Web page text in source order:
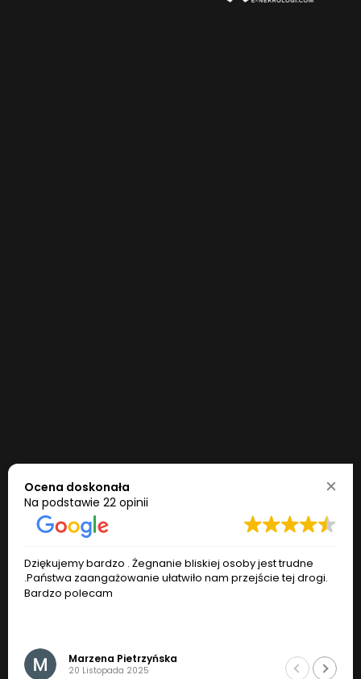
Ocena doskonała
Na podstawie 22 opinii
Dziękujemy bardzo . Żegnanie bliskiej osoby jest trudne
.Państwa zaangażowanie ułatwiło nam przejście tej drogi.
Bardzo polecam
Marzena Pietrzyńska
20 Listopada 2025